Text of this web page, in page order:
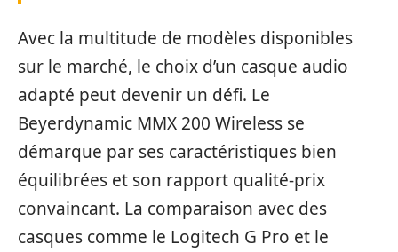
Avec la multitude de modèles disponibles
sur le marché, le choix d’un casque audio
adapté peut devenir un défi. Le
Beyerdynamic MMX 200 Wireless se
démarque par ses caractéristiques bien
équilibrées et son rapport qualité-prix
convaincant. La comparaison avec des
casques comme le Logitech G Pro et le